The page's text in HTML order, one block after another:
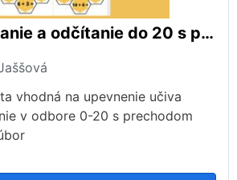
Včielky - sčítanie a odčítanie do 20 s prechodom cez základ 10 - 2.ročník
vhodná na upevnenie učiva
v odbore 0-20 s prechodom